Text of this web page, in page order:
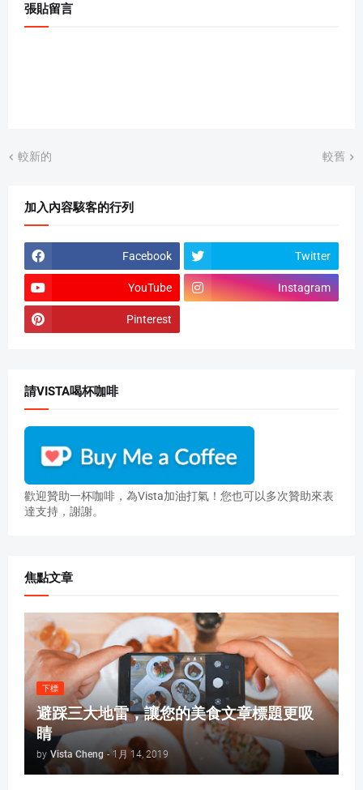
張貼留言
較新的 較舊
加入內容駭客的行列
Facebook Twitter
YouTube Instagram
Pinterest
請VISTA喝杯咖啡
歡迎贊助一杯咖啡，為Vista加油打氣！您也可以多次贊助來表
達支持，謝謝。
焦點文章
下標
避踩三大地雷，讓您的美食文章標題更吸
睛
by Vista Cheng - 1月 14, 2019